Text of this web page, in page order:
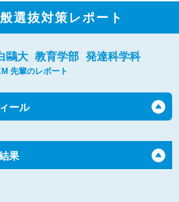
選抜対策レポート
鷗大 教育学部 発達科学科
先輩のレポート
ール
果